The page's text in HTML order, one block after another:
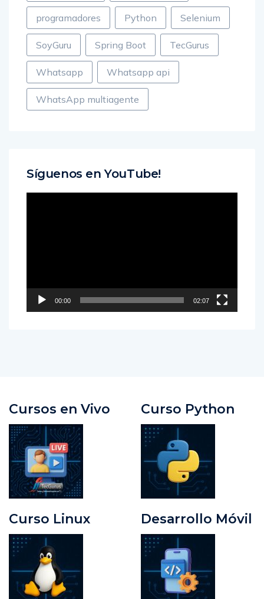
programacion Programación
programadores Python Selenium
SoyGuru Spring Boot TecGurus
Whatsapp Whatsapp api
WhatsApp multiagente
00:00 02:07
Cursos en Vivo Curso Python
Curso Linux Desarrollo Móvil